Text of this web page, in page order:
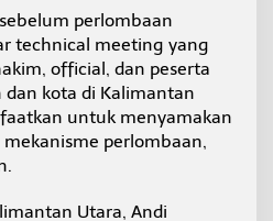
perlombaan
technical meeting yang
official, dan peserta
kota di Kalimantan
untuk menyamakan
perlombaan,
Utara, Andi